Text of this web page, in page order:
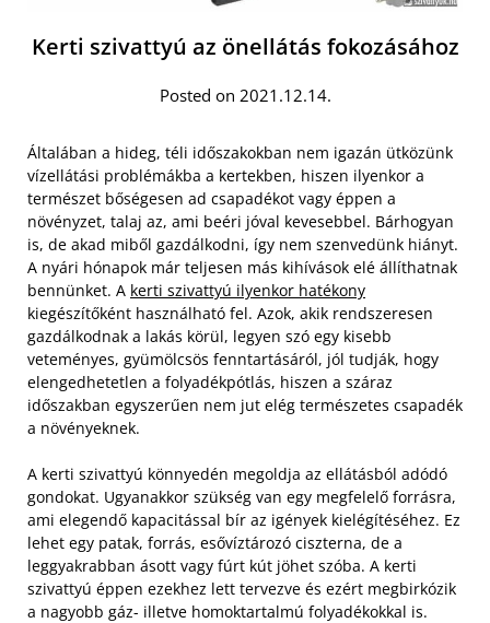
Kerti szivattyú az önellátás fokozásához
Posted on 2021.12.14.
Általában a hideg, téli időszakokban nem igazán ütközünk
vízellátási problémákba a kertekben, hiszen ilyenkor a
természet bőségesen ad csapadékot vagy éppen a
növényzet, talaj az, ami beéri jóval kevesebbel. Bárhogyan
is, de akad miből gazdálkodni, így nem szenvedünk hiányt.
A nyári hónapok már teljesen más kihívások elé állíthatnak
bennünket. A kerti szivattyú ilyenkor hatékony
kiegészítőként használható fel. Azok, akik rendszeresen
gazdálkodnak a lakás körül, legyen szó egy kisebb
veteményes, gyümölcsös fenntartásáról, jól tudják, hogy
elengedhetetlen a folyadékpótlás, hiszen a száraz
időszakban egyszerűen nem jut elég természetes csapadék
a növényeknek.
A kerti szivattyú könnyedén megoldja az ellátásból adódó
gondokat. Ugyanakkor szükség van egy megfelelő forrásra,
ami elegendő kapacitással bír az igények kielégítéséhez. Ez
lehet egy patak, forrás, esővíztározó ciszterna, de a
leggyakrabban ásott vagy fúrt kút jöhet szóba. A kerti
szivattyú éppen ezekhez lett tervezve és ezért megbirkózik
a nagyobb gáz- illetve homoktartalmú folyadékokkal is.